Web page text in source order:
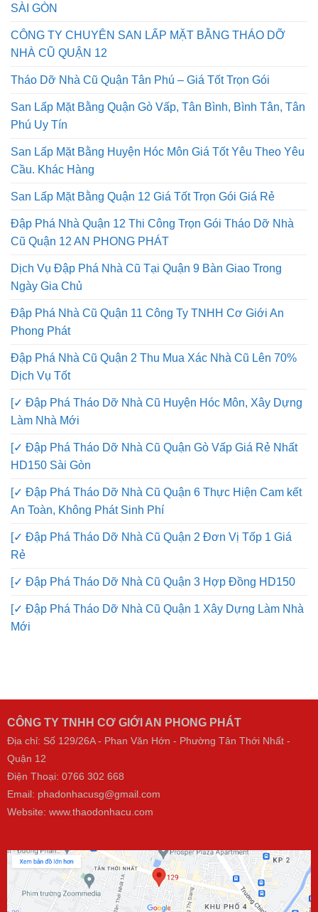
SÀI GÒN
CÔNG TY CHUYÊN SAN LẤP MẶT BẰNG THÁO DỠ
NHÀ CŨ QUẬN 12
Tháo Dỡ Nhà Cũ Quận Tân Phú – Giá Tốt Trọn Gói
San Lấp Mặt Bằng Quận Gò Vấp, Tân Bình, Bình Tân, Tân
Phú Uy Tín
San Lấp Mặt Bằng Huyện Hóc Môn Giá Tốt Yêu Theo Yêu
Cầu. Khác Hàng
San Lấp Mặt Bằng Quận 12 Giá Tốt Trọn Gói Giá Rẻ
Đập Phá Nhà Quận 12 Thi Công Trọn Gói Tháo Dỡ Nhà
Cũ Quận 12 AN PHONG PHÁT
Dịch Vụ Đập Phá Nhà Cũ Tại Quận 9 Bàn Giao Trong
Ngày Gia Chủ
Đập Phá Nhà Cũ Quận 11 Công Ty TNHH Cơ Giới An
Phong Phát
Đập Phá Nhà Cũ Quận 2 Thu Mua Xác Nhà Cũ Lên 70%
Dịch Vụ Tốt
[✓ Đập Phá Tháo Dỡ Nhà Cũ Huyện Hóc Môn, Xây Dựng
Làm Nhà Mới
[✓ Đập Phá Tháo Dỡ Nhà Cũ Quận Gò Vấp Giá Rẻ Nhất
HD150 Sài Gòn
[✓ Đập Phá Tháo Dỡ Nhà Cũ Quận 6 Thực Hiện Cam kết
An Toàn, Không Phát Sinh Phí
[✓ Đập Phá Tháo Dỡ Nhà Cũ Quận 2 Đơn Vị Tốp 1 Giá
Rẻ
[✓ Đập Phá Tháo Dỡ Nhà Cũ Quận 3 Hợp Đồng HD150
[✓ Đập Phá Tháo Dỡ Nhà Cũ Quận 1 Xây Dựng Làm Nhà
Mới
CÔNG TY TNHH CƠ GIỚI AN PHONG PHÁT
Địa chỉ: Số 129/26A - Phan Văn Hớn - Phường Tân Thới Nhất -
Quận 12
Điện Thoại: 0766 302 668
Email: phadonhacusg@gmail.com
Website: www.thaodonhacu.com